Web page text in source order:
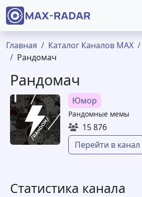
Перейти к основному содержанию
Строка навигации
Главная Каталог Каналов MAX
Рандомач
Рандомач
Юмор
Рандомные мемы
15 876
Перейти в канал
Статистика канала